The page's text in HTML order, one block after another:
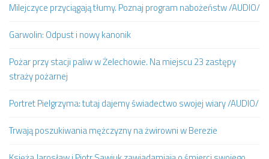
Milejczyce przyciągają tłumy. Poznaj program nabożeństw /AUDIO/
Garwolin: Odpust i nowy kanonik
Pożar przy stacji paliw w Żelechowie. Na miejscu 23 zastępy
straży pożarnej
Portret Pielgrzyma: tutaj dajemy świadectwo swojej wiary /AUDIO/
Trwają poszukiwania mężczyzny na żwirowni w Berezie